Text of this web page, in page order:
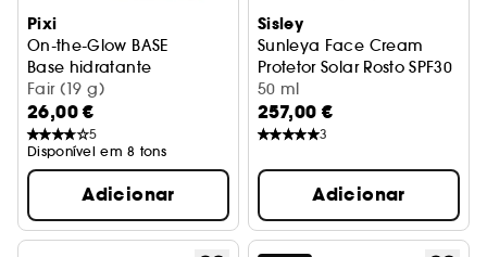
Pixi
On-the-Glow BASE
Base hidratante
Fair (19 g)
26,00 €
5
Disponível em 8 tons
Adicionar
Sisley
Sunleya Face Cream
Protetor Solar Rosto SPF30
50 ml
257,00 €
3
Adicionar